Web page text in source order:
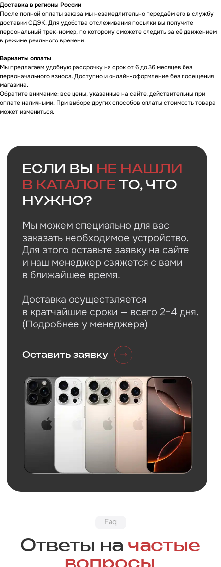
Доставка в регионы России
После полной оплаты заказа мы незамедлительно передаём его в службу
доставки СДЭК. Для удобства отслеживания посылки вы получите
персональный трек-номер, по которому сможете следить за её движением
в режиме реального времени.
Варианты оплаты
Мы предлагаем удобную рассрочку на срок от 6 до 36 месяцев без
первоначального взноса. Доступно и онлайн-оформление без посещения
магазина.
Обратите внимание: все цены, указанные на сайте, действительны при
оплате наличными. При выборе других способов оплаты стоимость товара
может измениться.
Оставить заявку
в кратчайшие сроки — всего 2−4 дня.
(Подробнее у менеджера)
Ответы начастые
вопросы
+7
Нужна
консультация?
Оставьте заявку и мы свяжемся